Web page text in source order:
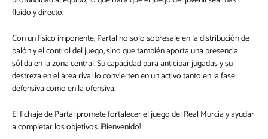
fluido y directo.
Con un físico imponente, Partal no solo sobresale en la distribución de
balón y el control del juego, sino que también aporta una presencia
sólida en la zona central. Su capacidad para anticipar jugadas y su
destreza en el área rival lo convierten en un activo tanto en la fase
defensiva como en la ofensiva.
El fichaje de Partal promete fortalecer el juego del Real Murcia y ayudar
a completar los objetivos. ¡Bienvenido!